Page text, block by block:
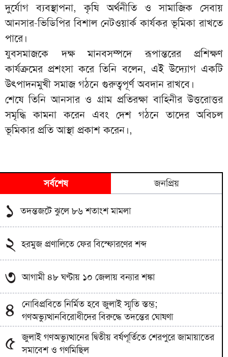
দুর্যোগ ব্যবস্থাপনা, কৃষি অর্থনীতি ও সামাজিক সেবায়
আনসার-ভিডিপির বিশাল নেটওয়ার্ক কার্যকর ভূমিকা রাখতে
পারে।
যুবসমাজকে দক্ষ মানবসম্পদে রূপান্তরের প্রশিক্ষণ
কার্যক্রমের প্রশংসা করে তিনি বলেন, এই উদ্যোগ একটি
উৎপাদনমুখী সমাজ গঠনে গুরুত্বপূর্ণ অবদান রাখবে।
শেষে তিনি আনসার ও গ্রাম প্রতিরক্ষা বাহিনীর উত্তরোত্তর
সমৃদ্ধি কামনা করেন এবং দেশ গঠনে তাদের অবিচল
ভূমিকার প্রতি আস্থা প্রকাশ করেন।,
সর্বশেষ জনপ্রিয়
১ তদন্তজটে ঝুলে ৮৬ শতাংশ মামলা
২ হরমুজ প্রণালিতে ফের বিস্ফোরণের শব্দ
৩ আগামী ৪৮ ঘণ্টায় ১০ জেলায় বন্যার শঙ্কা
৪
নোবিপ্রবিতে নির্মিত হবে জুলাই স্মৃতি স্তম্ভ;
গণঅভ্যুত্থানবিরোধীদের বিরুদ্ধে তদন্তের ঘোষণা
৫ জুলাই গণঅভ্যুত্থানের দ্বিতীয় বর্ষপূর্তিতে শেরপুরে জামায়াতের
সমাবেশ ও গণমিছিল